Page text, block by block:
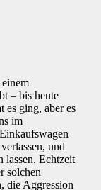
– bis heute
es ging, aber es
im
und
lassen. Echtzeit
solchen
die Aggression